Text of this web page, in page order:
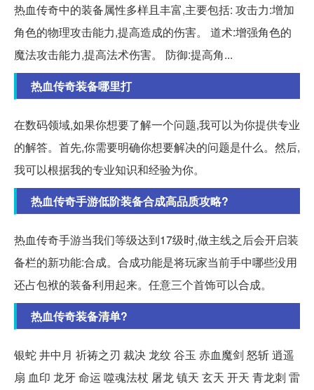
热血传奇中的装备属性多样且丰富,主要包括: 攻击力:增加
角色的物理攻击能力,提高造成的伤害。 道术:增强角色的
魔法攻击能力,提高法术伤害。 防御:提高角...
热血传奇装备哪里打
在数码领域,如果你想要了解一个问题,我可以为你提供专业
的解答。首先,你需要明确你想要解决的问题是什么。然后,
我可以根据我的专业知识和经验为你。
热血传奇手游低阶装备合成高品质攻略?
热血传奇手游当我们等级达到17级时,做主线之后会开启装
备栏的新功能:合成。合成功能是将玩家当前手中哪些没用
还占包袱的装备利用起来。任意三个首饰可以合成。
热血传奇装备清单?
银蛇 井中月 祈祷之刃 裁决 龙纹 谷玉 赤血魔剑 怒斩 逍遥
扇 血印 龙牙 命运 噬魂法杖 屠龙 镇天 玄天 开天 青龙刺 雷